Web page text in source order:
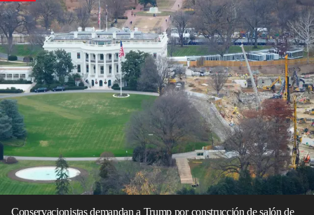
Conservacionistas demandan a Trump por construcción de salón de